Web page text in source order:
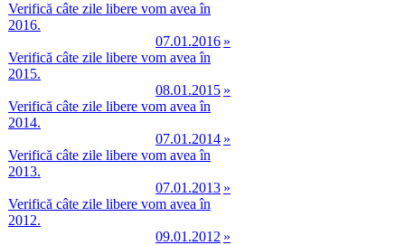
Verifică câte zile libere vom avea în
2016.
07.01.2016 »
Verifică câte zile libere vom avea în
2015.
08.01.2015 »
Verifică câte zile libere vom avea în
2014.
07.01.2014 »
Verifică câte zile libere vom avea în
2013.
07.01.2013 »
Verifică câte zile libere vom avea în
2012.
09.01.2012 »